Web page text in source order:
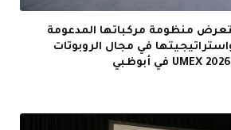
منظومة مركباتها المدعومة
في مجال الروبوتات